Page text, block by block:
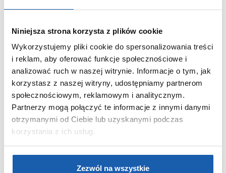
Niniejsza strona korzysta z plików cookie
Wykorzystujemy pliki cookie do spersonalizowania treści
i reklam, aby oferować funkcje społecznościowe i
analizować ruch w naszej witrynie. Informacje o tym, jak
korzystasz z naszej witryny, udostępniamy partnerom
społecznościowym, reklamowym i analitycznym.
Partnerzy mogą połączyć te informacje z innymi danymi
otrzymanymi od Ciebie lub uzyskanymi podczas
korzystania z ich usług.
Zezwól na wszystkie
Historia
Misja, wizja i wartości Grupy Zibi
Ważne daty
Kariera
Zgoda na ciasteczka
PRODUKTY
Zegarki
Kalkulatory
SZANOWNY UŻYTKOWNIKU,
SZANOWNA UŻYTKOWNICZKO
Używamy plików cookie w celach analitycznych,
statystycznych i marketingowych, w tym aby analizować
ruch w tej witrynie, optymalizować jej działanie oraz
zapamiętywać Twoje preferencje.